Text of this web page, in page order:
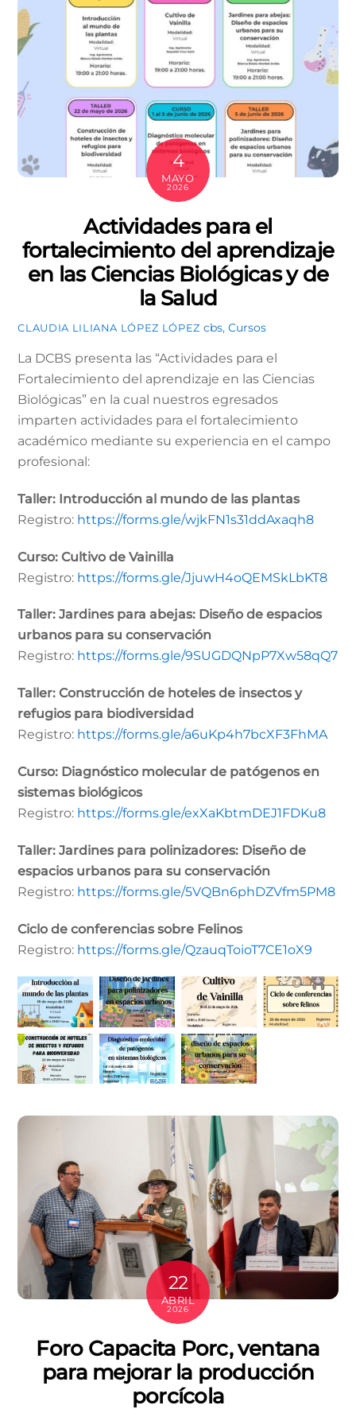
4
MAYO
2026
Actividades para el
fortalecimiento del aprendizaje
en las Ciencias Biológicas y de
la Salud
CLAUDIA LILIANA LÓPEZ LÓPEZ cbs, Cursos
La DCBS presenta las “Actividades para el
Fortalecimiento del aprendizaje en las Ciencias
Biológicas” en la cual nuestros egresados
imparten actividades para el fortalecimiento
académico mediante su experiencia en el campo
profesional:
Taller: Introducción al mundo de las plantas
Registro: https://forms.gle/wjkFN1s31ddAxaqh8
Curso: Cultivo de Vainilla
Registro: https://forms.gle/JjuwH4oQEMSkLbKT8
Taller: Jardines para abejas: Diseño de espacios
urbanos para su conservación
Registro: https://forms.gle/9SUGDQNpP7Xw58qQ7
Taller: Construcción de hoteles de insectos y
refugios para biodiversidad
Registro: https://forms.gle/a6uKp4h7bcXF3FhMA
Curso: Diagnóstico molecular de patógenos en
sistemas biológicos
Registro: https://forms.gle/exXaKbtmDEJ1FDKu8
Taller: Jardines para polinizadores: Diseño de
espacios urbanos para su conservación
Registro: https://forms.gle/5VQBn6phDZVfm5PM8
Ciclo de conferencias sobre Felinos
Registro: https://forms.gle/QzauqToioT7CE1oX9
22
ABRIL
2026
Foro Capacita Porc, ventana
para mejorar la producción
porcícola